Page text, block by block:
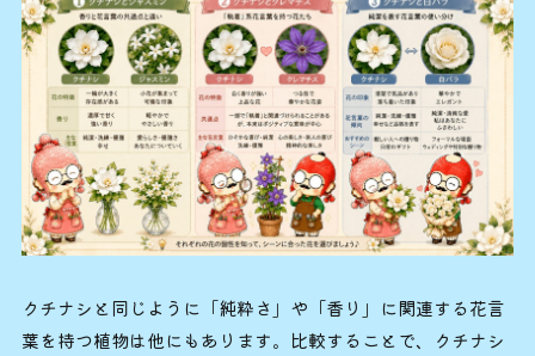
クチナシと同じように「純粋さ」や「香り」に関連する花言
葉を持つ植物は他にもあります。比較することで、クチナシ